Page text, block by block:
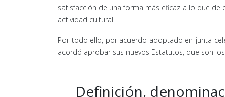
satisfacción de una forma más eficaz a lo que
actividad cultural.
Por todo ello, por acuerdo adoptado en junta
acordó aprobar sus nuevos Estatutos, que son
Definición,